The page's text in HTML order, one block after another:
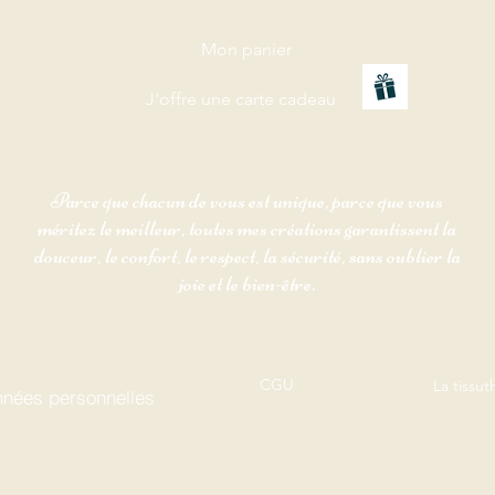
Mon panier
J'offre une carte cadeau
Parce que chacun de vous est unique, parce que vous
méritez le meilleur, toutes mes créations garantissent la
douceur, le confort, le respect, la sécurité, sans oublier la
joie et le bien-être.
personnelles
CGU La